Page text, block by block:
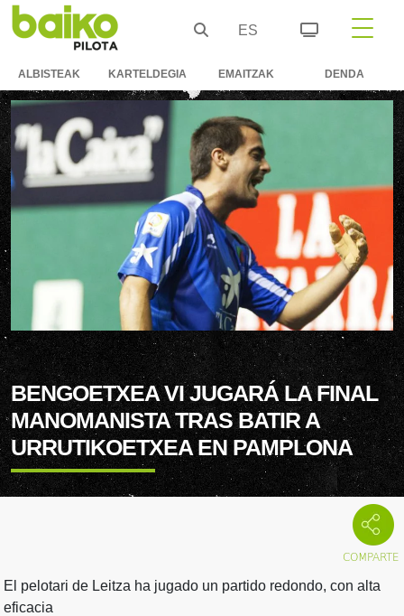
ES
ALBISTEAK KARTELDEGIA EMAITZAK DENDA
BENGOETXEA VI JUGARÁ LA FINAL
MANOMANISTA TRAS BATIR A
URRUTIKOETXEA EN PAMPLONA
El pelotari de Leitza ha jugado un partido redondo, con alta
eficacia